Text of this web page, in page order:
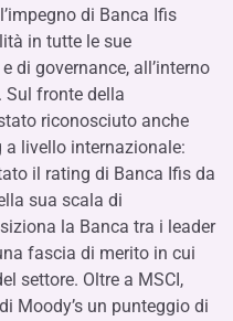
di Banca Ifis
in tutte le sue
di governance, all’interno
Sul fronte della
riconosciuto anche
livello internazionale:
il rating di Banca Ifis da
sua scala di
la Banca tra i leader
fascia di merito in cui
settore. Oltre a MSCI,
Moody’s un punteggio di